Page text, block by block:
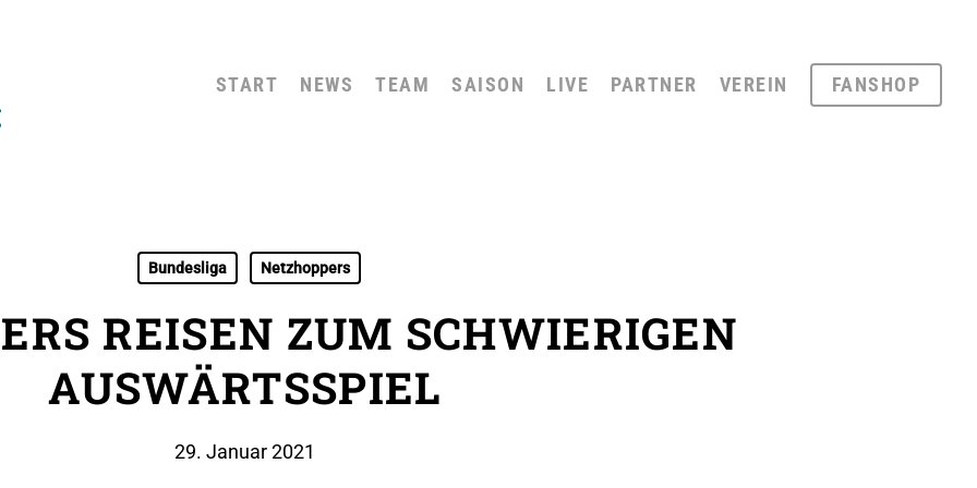
START NEWS TEAM SAISON LIVE PARTNER VEREIN FANSHOP
Bundesliga Netzhoppers
REISEN ZUM SCHWIERIGEN
AUSWÄRTSSPIEL
29. Januar 2021